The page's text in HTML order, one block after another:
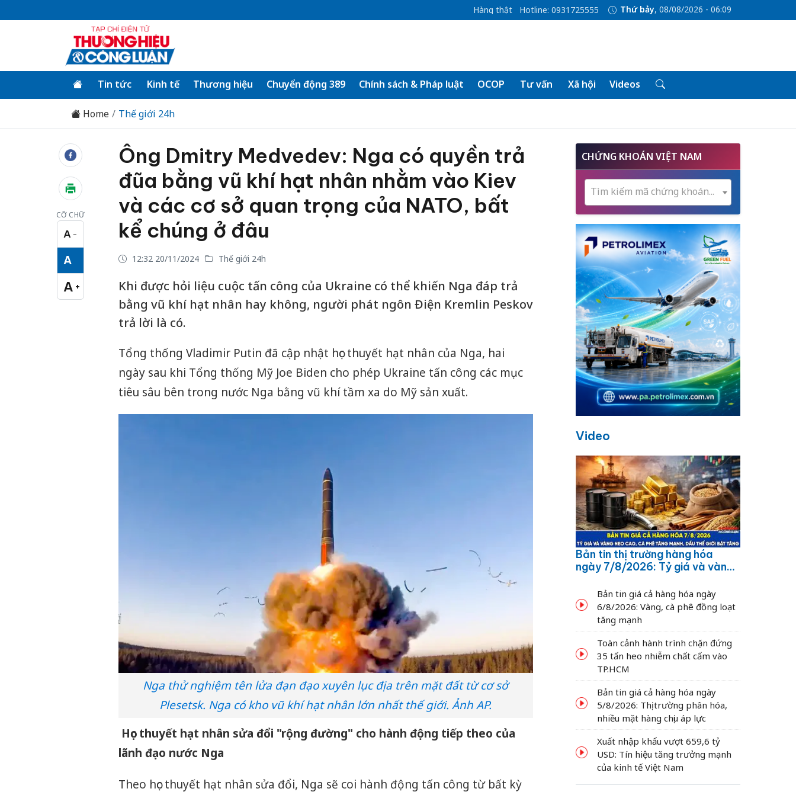
Hàng thật Hotline: 0931725555 Thứ bảy, 08/08/2026 - 06:09
Tin tức Kinh tế Thương hiệu Chuyển động 389 Chính sách & Pháp luật OCOP Tư vấn Xã hội Videos
Home Thế giới 24h
CỠ CHỮ
A −
Cỡ chữ nhỏ
A
Cỡ chữ vừa
A +
Cỡ chữ lớn
Ông Dmitry Medvedev: Nga có quyền trả
đũa bằng vũ khí hạt nhân nhằm vào Kiev
và các cơ sở quan trọng của NATO, bất
kể chúng ở đâu
12:32 20/11/2024 Thế giới 24h
Khi được hỏi liệu cuộc tấn công của Ukraine có thể khiến Nga đáp trả
bằng vũ khí hạt nhân hay không, người phát ngôn Điện Kremlin Peskov
trả lời là có.
Tổng thống Vladimir Putin đã cập nhật học thuyết hạt nhân của Nga, hai
ngày sau khi Tổng thống Mỹ Joe Biden cho phép Ukraine tấn công các mục
tiêu sâu bên trong nước Nga bằng vũ khí tầm xa do Mỹ sản xuất.
Nga thử nghiệm tên lửa đạn đạo xuyên lục địa trên mặt đất từ cơ sở
Plesetsk. Nga có kho vũ khí hạt nhân lớn nhất thế giới. Ảnh AP.
Học thuyết hạt nhân sửa đổi "rộng đường" cho hành động tiếp theo của
lãnh đạo nước Nga
Theo học thuyết hạt nhân sửa đổi, Nga sẽ coi hành động tấn công từ bất kỳ
CHỨNG KHOÁN VIỆT NAM
Tìm kiếm mã chứng khoán...
Video
Bản tin thị trường hàng hóa
ngày 7/8/2026: Tỷ giá và vàng
dầu thế giới bật tăng
Bản tin giá cả hàng hóa ngày
6/8/2026: Vàng, cà phê đồng loạt
tăng mạnh
Toàn cảnh hành trình chặn đứng
35 tấn heo nhiễm chất cấm vào
TP.HCM
Bản tin giá cả hàng hóa ngày
5/8/2026: Thị trường phân hóa,
nhiều mặt hàng chịu áp lực
Xuất nhập khẩu vượt 659,6 tỷ
USD: Tín hiệu tăng trưởng mạnh
của kinh tế Việt Nam